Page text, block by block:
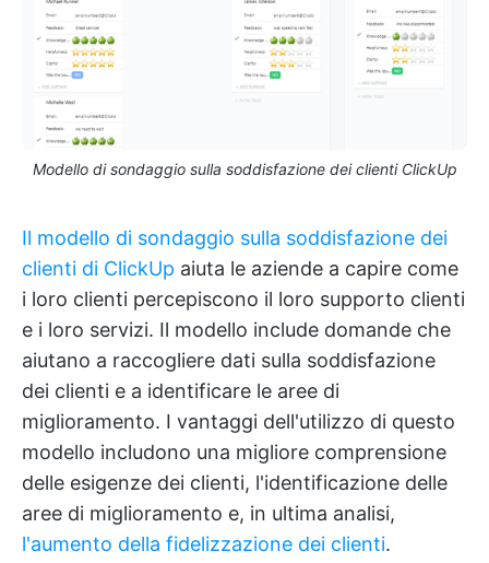
Modello di sondaggio sulla soddisfazione dei clienti ClickUp
Il modello di sondaggio sulla soddisfazione dei
clienti di ClickUp aiuta le aziende a capire come
i loro clienti percepiscono il loro supporto clienti
e i loro servizi. Il modello include domande che
aiutano a raccogliere dati sulla soddisfazione
dei clienti e a identificare le aree di
miglioramento. I vantaggi dell'utilizzo di questo
modello includono una migliore comprensione
delle esigenze dei clienti, l'identificazione delle
aree di miglioramento e, in ultima analisi,
l'aumento della fidelizzazione dei clienti.